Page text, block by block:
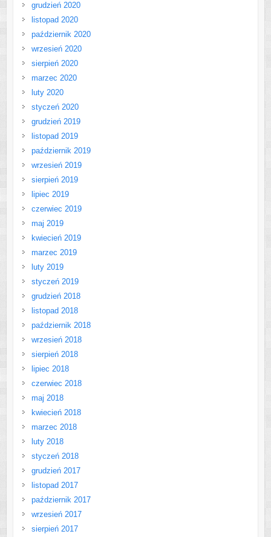
grudzień 2020
listopad 2020
październik 2020
wrzesień 2020
sierpień 2020
marzec 2020
luty 2020
styczeń 2020
grudzień 2019
listopad 2019
październik 2019
wrzesień 2019
sierpień 2019
lipiec 2019
czerwiec 2019
maj 2019
kwiecień 2019
marzec 2019
luty 2019
styczeń 2019
grudzień 2018
listopad 2018
październik 2018
wrzesień 2018
sierpień 2018
lipiec 2018
czerwiec 2018
maj 2018
kwiecień 2018
marzec 2018
luty 2018
styczeń 2018
grudzień 2017
listopad 2017
październik 2017
wrzesień 2017
sierpień 2017